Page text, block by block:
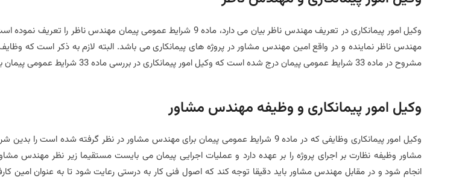
وکیل امور پیمانکاری در تعریف مهندس ناظر بیان می دارد، ماده 9 شرایط عمومی پیمان مهندس
مهندس ناظر نماینده و در واقع امین مهندس مشاور در پروژه های پیمانکاری می باشد. البته لازم به ذکر است که
مشروح در ماده 33 شرایط عمومی پیمان درج شده است که وکیل امور پیمانکاری در بررسی ماده 33 شرایط عمومی پیمان بدان خواهد پرداخت.
وکیل امور پیمانکاری و وظیفه مهندس مشاور
وکیل امور پیمانکاری وظایفی که در ماده 9 شرایط عمومی پیمان برای مهندس مشاور در نظر گرفته شده
مشاور وظیفه نظارت بر اجرای پروژه را بر عهده دارد و عملیات اجرایی پیمان می بایست مستقیما زیر نظر مهندس
انجام شود و در مقابل مهندس مشاور باید دقیقا توجه کند که اصول فنی کار به درستی رعایت شود تا به عنوان امین